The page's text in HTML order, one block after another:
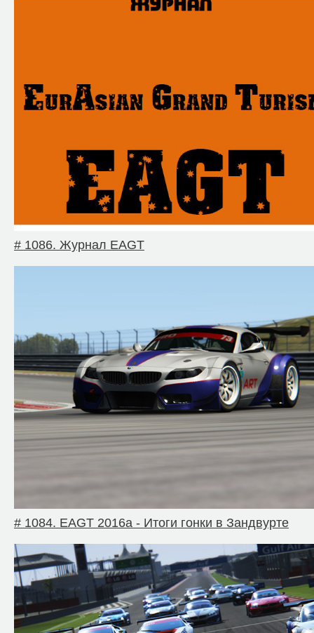
# 1086. Журнал EAGT
# 1084. EAGT 2016a - Итоги гонки в Зандвурте